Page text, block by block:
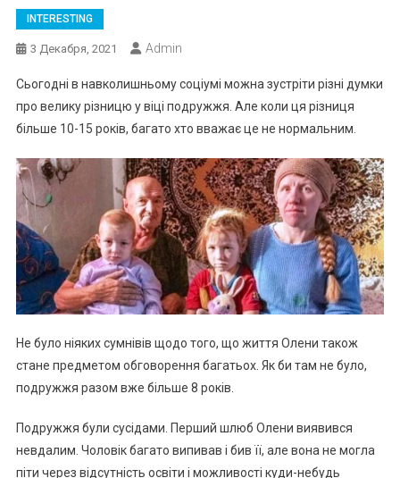
INTERESTING
3 Декабря, 2021 Admin
Сьогодні в навколишньому соціумі можна зустріти різні думки
про велику різницю у віці подружжя. Але коли ця різниця
більше 10-15 років, багато хто вважає це не нормальним.
Не було ніяких сумнівів щодо того, що життя Олени також
стане предметом обговорення багатьох. Як би там не було,
подружжя разом вже більше 8 років.
Подружжя були сусідами. Перший шлюб Олени виявився
невдалим. Чоловік багато випивав і бив її, але вона не могла
піти через відсутність освіти і можливості куди-небудь